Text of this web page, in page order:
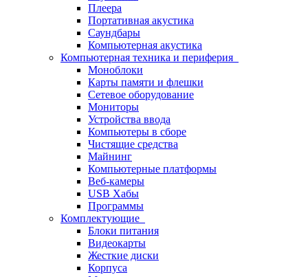
Плеера
Портативная акустика
Саундбары
Компьютерная акустика
Компьютерная техника и периферия
Моноблоки
Карты памяти и флешки
Сетевое оборудование
Мониторы
Устройства ввода
Компьютеры в сборе
Чистящие средства
Майнинг
Компьютерные платформы
Веб-камеры
USB Хабы
Программы
Комплектующие
Блоки питания
Видеокарты
Жесткие диски
Корпуса